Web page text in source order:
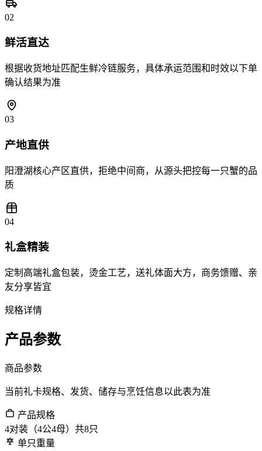
02
鲜活直达
根据收货地址匹配生鲜冷链服务，具体承运范围和时效以下单
确认结果为准
03
产地直供
阳澄湖核心产区直供，拒绝中间商，从源头把控每一只蟹的品
质
04
礼盒精装
定制高端礼盒包装，烫金工艺，送礼体面大方，商务馈赠、亲
友分享皆宜
规格详情
产品参数
商品参数
当前礼卡规格、发货、储存与烹饪信息以此表为准
产品规格
4对装（4公4母）共8只
单只重量